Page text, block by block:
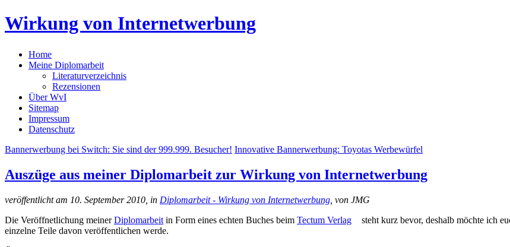
Wirkung von Internetwerbung
Home
Meine Diplomarbeit
Literaturverzeichnis
Rezensionen
Über WvI
Sitemap
Impressum
Datenschutz
Bannerwerbung bei Switch: Sie sind der 999.999. Besucher! Innovative Bannerwerbung: Toyotas Werbewürfel
Auszüge aus meiner Diplomarbeit zur Wirkung von Internetwerbung
veröffentlicht am 10. September 2010, in Diplomarbeit - Wirkung von Internetwerbung , von JMG
Die Veröffnetlichung meinerDiplomarbeit in Form eines echten Buches beim Tectum Verlag
steht kurz bevor, deshalb möchte ich
einzelne Teile davon veröffentlichen werde.